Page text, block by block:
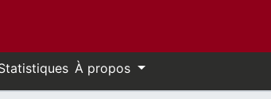
À propos